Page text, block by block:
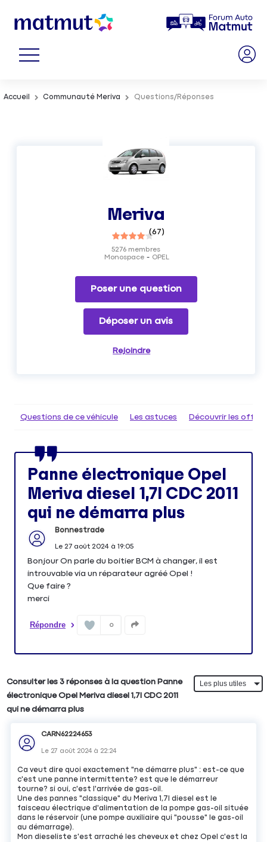
Accueil Communauté Meriva Questions/Réponses
Meriva
(67)
Monospace OPEL
5276 membres
Poser une question
Déposer un avis
Rejoindre
Questions de ce véhicule Les astuces Découvrir les
Panne électronique Opel
Meriva diesel 1,7l CDC 2011
qui ne démarra plus
Bonnestrade
Le 27 août 2024à 19:05
Bonjour On parle du boitier BCM à changer, il est
introuvable via un réparateur agréé Opel !
Que faire ?
merci
Répondre 0
Consulter les 3 réponses à la question Panne
électronique Opel Meriva diesel 1,7l CDC 2011
qui ne démarra plus
CARN62224653
Le 27 août 2024 à 22:24
Ca veut dire quoi exactement "ne démarre plus" : est-ce que
c'est une panne intermittente? est que le démarreur
tourne? si oui, c'est l'arrivée de gas-oil.
Une des pannes "classique" du Meriva 1,7l diesel est le
faisceau électrique d'alimentation de la pompe gas-oil située
dans le réservoir (une pompe auxiliaire qui "pousse" le gas-oil
au démarrage).
Mon dieseliste s'est arraché les cheveux et chez Opel c'est la